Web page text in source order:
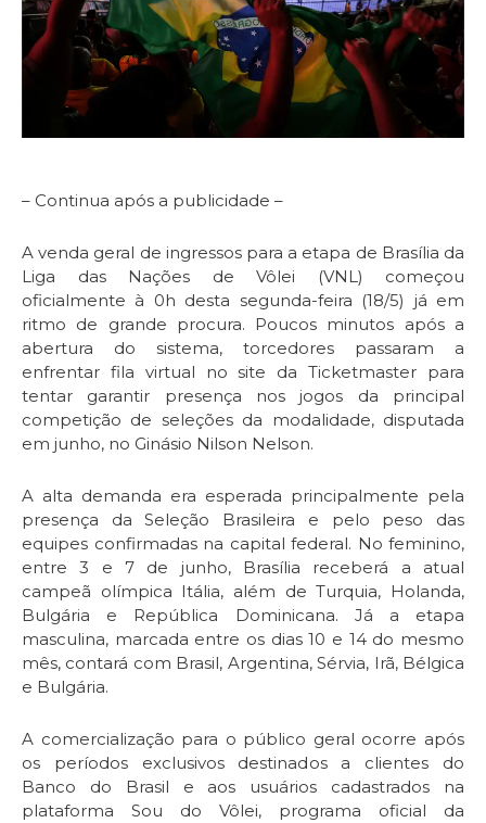
– Continua após a publicidade –
A venda geral de ingressos para a etapa de Brasília da
Liga das Nações de Vôlei (VNL) começou
oficialmente à 0h desta segunda-feira (18/5) já em
ritmo de grande procura. Poucos minutos após a
abertura do sistema, torcedores passaram a
enfrentar fila virtual no site da Ticketmaster para
tentar garantir presença nos jogos da principal
competição de seleções da modalidade, disputada
em junho, no Ginásio Nilson Nelson.
A alta demanda era esperada principalmente pela
presença da Seleção Brasileira e pelo peso das
equipes confirmadas na capital federal. No feminino,
entre 3 e 7 de junho, Brasília receberá a atual
campeã olímpica Itália, além de Turquia, Holanda,
Bulgária e República Dominicana. Já a etapa
masculina, marcada entre os dias 10 e 14 do mesmo
mês, contará com Brasil, Argentina, Sérvia, Irã, Bélgica
e Bulgária.
A comercialização para o público geral ocorre após
os períodos exclusivos destinados a clientes do
Banco do Brasil e aos usuários cadastrados na
plataforma Sou do Vôlei, programa oficial da